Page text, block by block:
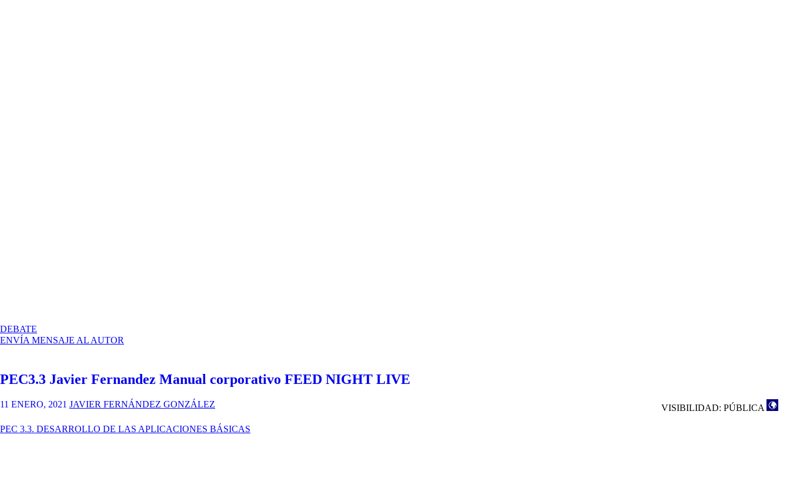
DEBATE
PEC
IDENTIDAD
Y
BÁSICAS
ENVÍA MENSAJE AL AUTOR
PEC3.3 Javier Fernandez Manual corporativo FEED NIGHT LIVE
11 ENERO, 2021 JAVIER FERNÁNDEZ GONZÁLEZ VISIBILIDAD: PÚBLICA
PEC 3.3. DESARROLLO DE LAS APLICACIONES BÁSICAS